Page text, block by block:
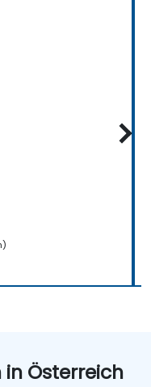
Österreich